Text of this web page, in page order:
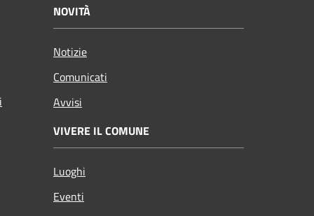
NOVITÀ
Notizie
Comunicati
Avvisi
VIVERE IL COMUNE
Luoghi
Eventi